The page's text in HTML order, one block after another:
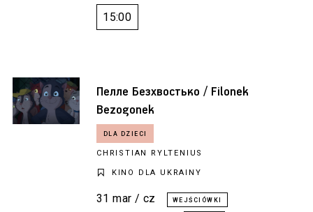
15:00
Пелле Безхвостько / Filonek
Bezogonek
CHRISTIAN RYLTENIUS
KINO DLA UKRAINY
31 mar / cz